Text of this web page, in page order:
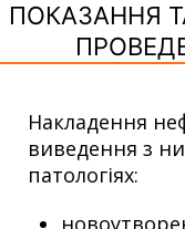
ПОКАЗАННЯ
Накладення
виведення з
патологіях: